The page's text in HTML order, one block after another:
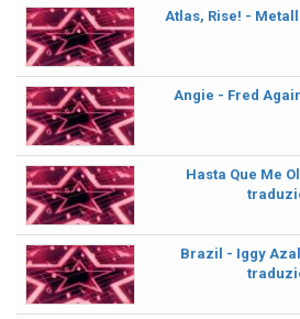
Atlas, Rise! -
Angie - Fred
Hasta Que Me
Brazil - Iggy